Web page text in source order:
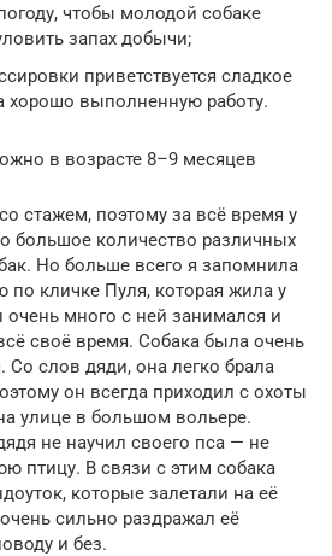
чтобы молодой собаке
запах добычи;
приветствуется сладкое
хорошо выполненную работу.
в возрасте 8–9 месяцев
стажем, поэтому за всё время у
большое количество различных
Но больше всего я запомнила
по кличке Пуля, которая жила у
очень много с ней занимался и
своё время. Собака была очень
Со слов дяди, она легко брала
он всегда приходил с охоты
улице в большом вольере.
не научил своего пса — не
птицу. В связи с этим собака
которые залетали на её
сильно раздражал её
и без.